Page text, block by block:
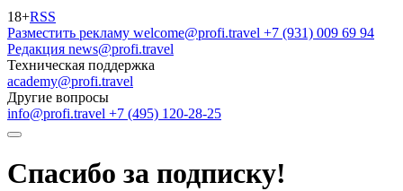
18+RSS
Разместить рекламу welcome@profi.travel +7 (931) 009 69 94
Редакция news@profi.travel
Техническая поддержка
academy@profi.travel
Другие вопросы
info@profi.travel +7 (495) 120-28-25
Спасибо за подписку!